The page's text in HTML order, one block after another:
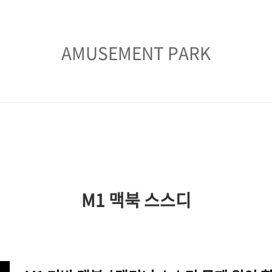
PARK
AMUSEMENT PARK
M1 맥북 스스디